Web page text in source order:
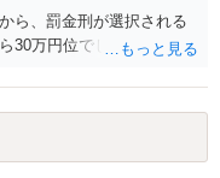
過失割合％の算式で支払
ら、罰金刑が選択される
30万円位でしょうか。